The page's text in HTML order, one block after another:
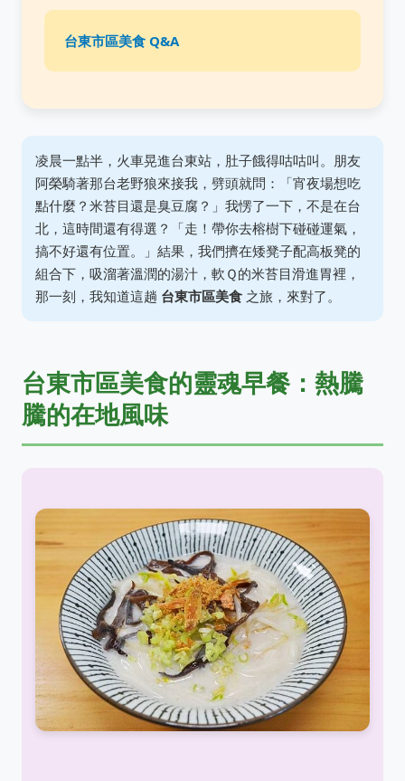
台東市區美食 Q&A
凌晨一點半，火車晃進台東站，肚子餓得咕咕叫。朋友
阿榮騎著那台老野狼來接我，劈頭就問：「宵夜場想吃
點什麼？米苔目還是臭豆腐？」我愣了一下，不是在台
北，這時間還有得選？「走！帶你去榕樹下碰碰運氣，
搞不好還有位置。」結果，我們擠在矮凳子配高板凳的
組合下，吸溜著溫潤的湯汁，軟Ｑ的米苔目滑進胃裡，
那一刻，我知道這趟 台東市區美食 之旅，來對了。
台東市區美食的靈魂早餐：熱騰
騰的在地風味